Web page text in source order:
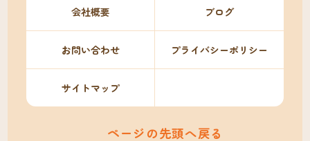
お問い合わせ
会社概要
プライバシーポリシー
ブログ
サイトマップ
ページの先頭へ戻る